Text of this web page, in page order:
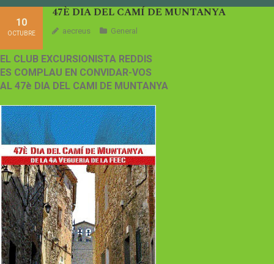
47È DIA DEL CAMÍ DE MUNTANYA
10
OCTUBRE aecreus General
EL CLUB EXCURSIONISTA REDDIS
ES COMPLAU EN CONVIDAR-VOS
AL 47è DIA DEL CAMI DE MUNTANYA